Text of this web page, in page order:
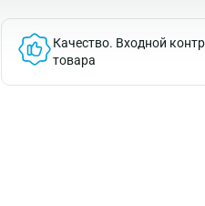
Качество. Входной
товара